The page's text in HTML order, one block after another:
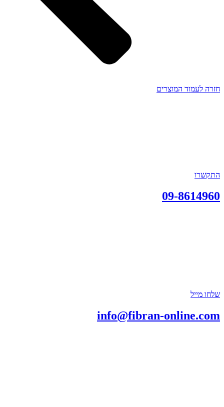
חזרה לעמוד המוצרים
התקשרו
09-8614960
שלחו מייל
info@fibran-online.com